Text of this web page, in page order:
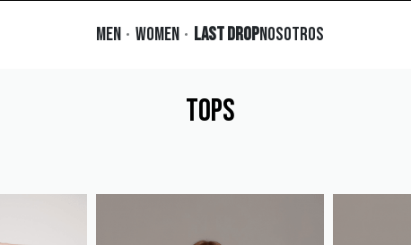
MEN WOMEN LAST DROPNOSOTROS
TOPS